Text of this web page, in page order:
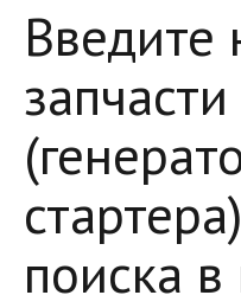
Введите
запчасти
поиска